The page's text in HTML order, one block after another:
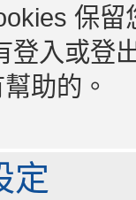
保
登入或登
助的。
定